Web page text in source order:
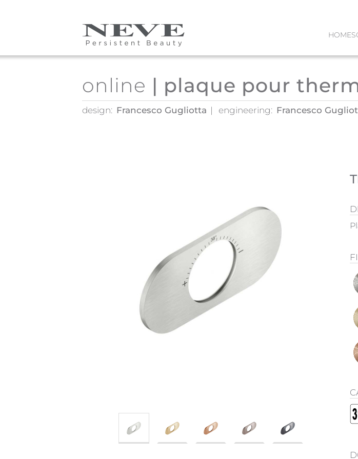
Skip to main content
HOME
online | plaque pour
design: Francesco Gugliotta engineering: Francesco